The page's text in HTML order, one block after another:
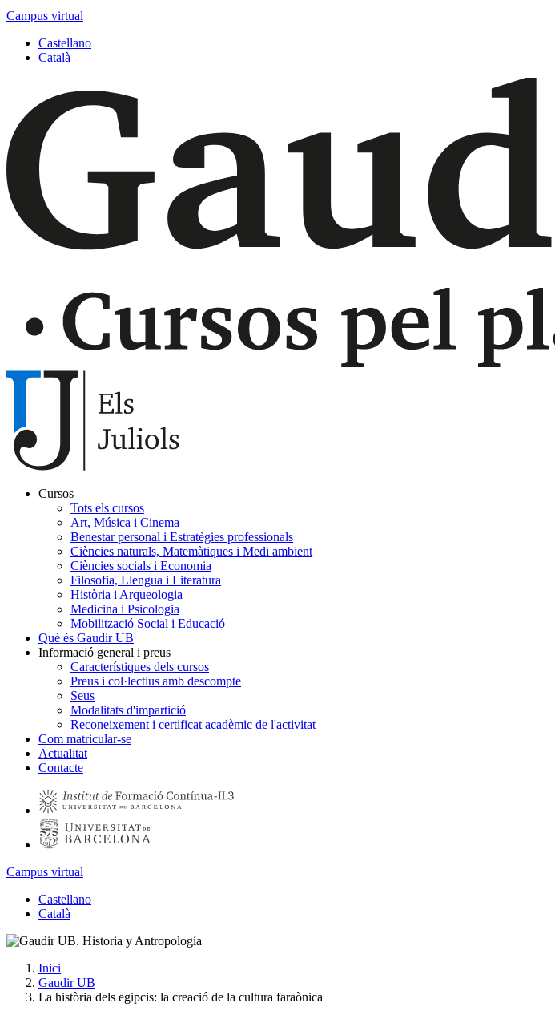
Campus virtual
Castellano
Català
Navegación
principal
Gaudir
Cursos
Tots els cursos
Art, Música i Cinema
Benestar personal i Estratègies professionals
Ciències naturals, Matemàtiques i Medi ambient
Ciències socials i Economia
Filosofia, Llengua i Literatura
Història i Arqueologia
Medicina i Psicologia
Mobilització Social i Educació
Què és Gaudir UB
Informació general i preus
Característiques dels cursos
Preus i col·lectius amb descompte
Seus
Modalitats d'impartició
Reconeixement i certificat acadèmic de l'activitat
Com matricular-se
Actualitat
Contacte
Campus virtual
Castellano
Català
Inici
Gaudir UB
La història dels egipcis: la creació de la cultura faraònica